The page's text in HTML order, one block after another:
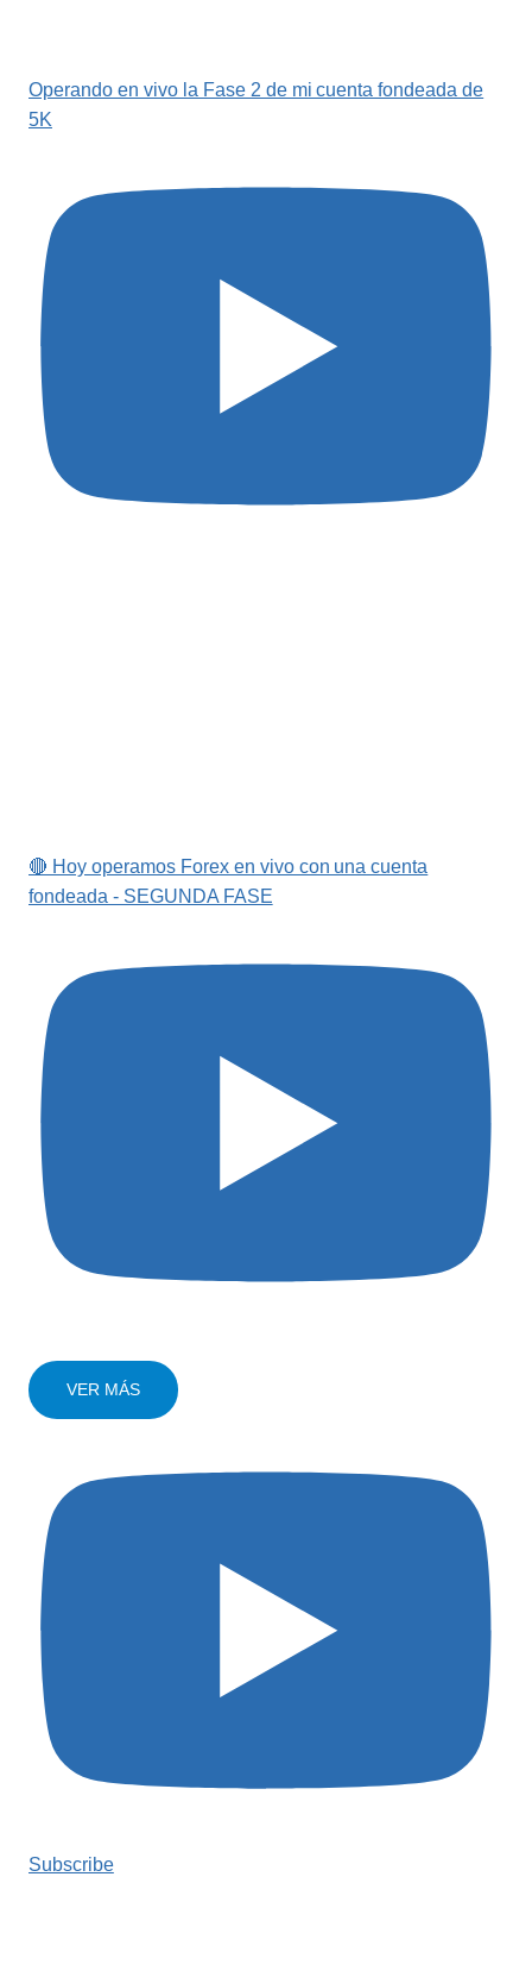
Operando en vivo la Fase 2 de mi cuenta fondeada de
5K
🔴 Hoy operamos Forex en vivo con una cuenta
fondeada - SEGUNDA FASE
VER MÁS
Subscribe